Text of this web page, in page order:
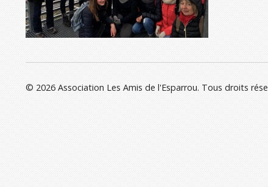
© 2026 Association Les Amis de l'Esparrou. Tous droits